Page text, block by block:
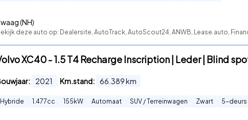
(NH)
deze auto op: Dealersite, AutoTrack, AutoScout24, ANWB, Lease.auto,
XC40 - 1.5 T4 Recharge Inscription | Leder | Blind
2021 Km.stand: 66.389km
Hybride 1.477cc 155 kW Automaat SUV / Terreinwagen Zwart 5-deurs